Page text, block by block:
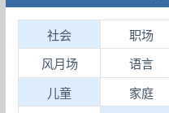
社会 职场
风月场 语言
儿童 家庭